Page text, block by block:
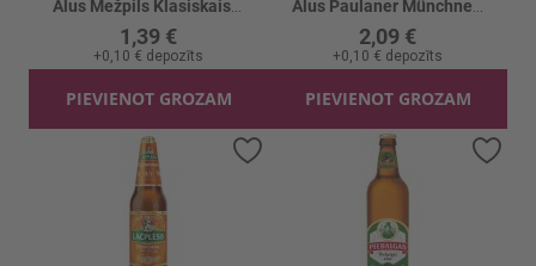
1,39 €
+0,10 € depozīts
PIEVIENOT GROZAM
2,09 €
+0,10 € depozīts
PIEVIENOT GROZAM
Pievienot vēlmju sarakstam